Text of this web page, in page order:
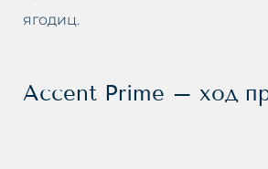
ягодиц.
Accent Prime – ход